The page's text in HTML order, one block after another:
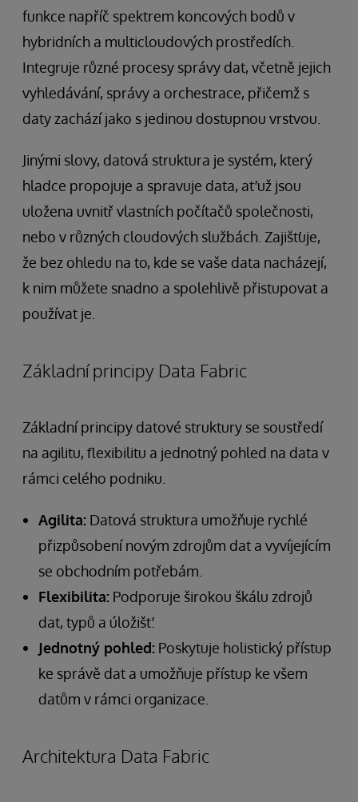
funkce napříč spektrem koncových bodů v
hybridních a multicloudových prostředích.
Integruje různé procesy správy dat, včetně jejich
vyhledávání, správy a orchestrace, přičemž s
daty zachází jako s jedinou dostupnou vrstvou.
Jinými slovy, datová struktura je systém, který
hladce propojuje a spravuje data, ať už jsou
uložena uvnitř vlastních počítačů společnosti,
nebo v různých cloudových službách. Zajišťuje,
že bez ohledu na to, kde se vaše data nacházejí,
k nim můžete snadno a spolehlivě přistupovat a
používat je.
Základní principy Data Fabric
Základní principy datové struktury se soustředí
na agilitu, flexibilitu a jednotný pohled na data v
rámci celého podniku.
Agilita: Datová struktura umožňuje rychlé
přizpůsobení novým zdrojům dat a vyvíjejícím
se obchodním potřebám.
Flexibilita: Podporuje širokou škálu zdrojů
dat, typů a úložišť.
Jednotný pohled: Poskytuje holistický přístup
ke správě dat a umožňuje přístup ke všem
datům v rámci organizace.
Architektura Data Fabric